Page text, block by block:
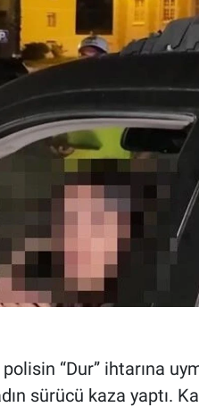
“Dur” ihtarına
sürücü kaza yaptı.